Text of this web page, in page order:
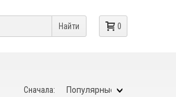
Найти 0
Сначала: